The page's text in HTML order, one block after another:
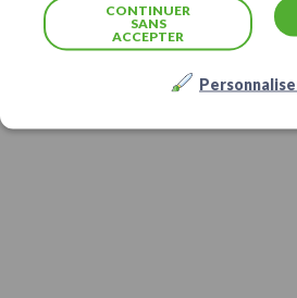
CONTINUER
SANS
ACCEPTER